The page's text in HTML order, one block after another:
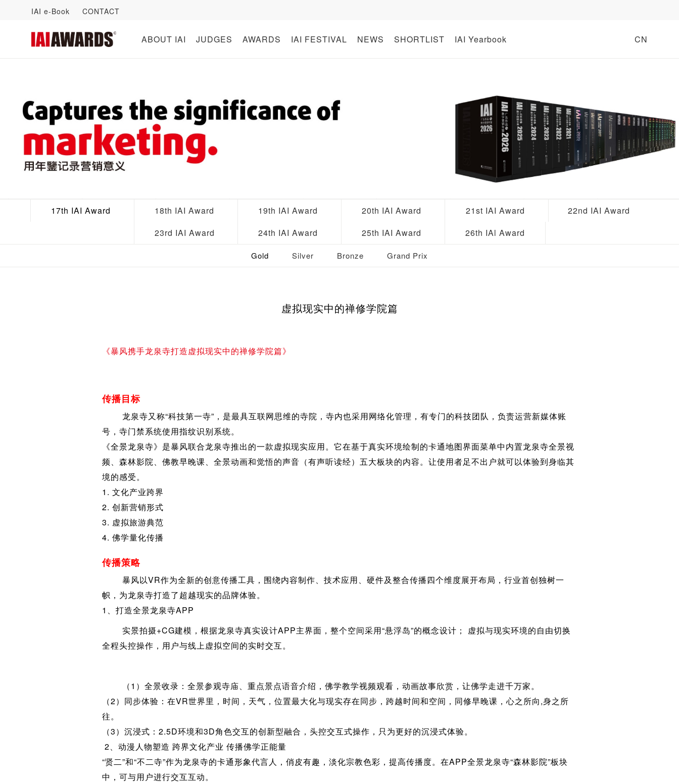
IAI e-Book CONTACT
ABOUT IAI JUDGES AWARDS IAI FESTIVAL NEWS SHORTLIST IAI Yearbook CN
17th IAI Award 18th IAI Award 19th IAI Award 20th IAI Award 21st IAI Award
22nd IAI Award
23rd IAI Award
24th IAI Award 25th IAI Award 26th IAl Award
Gold Silver Bronze Grand Prix
虚拟现实中的禅修学院篇
《暴风携手龙泉寺打造虚拟现实中的禅修学院篇》
传播目标
龙泉寺又称“科技第一寺”，是最具互联网思维的寺院，寺内也采用网络化管理，有专门的科技团队，负责运营新媒体账
号，寺门禁系统使用指纹识别系统。
《全景龙泉寺》是暴风联合龙泉寺推出的一款虚拟现实应用。它在基于真实环境绘制的卡通地图界面菜单中内置龙泉寺全景视
频、森林影院、佛教早晚课、全景动画和觉悟的声音（有声听读经）五大板块的内容。让使用者足不出户就可以体验到身临其
境的感受。
1. 文化产业跨界
2. 创新营销形式
3. 虚拟旅游典范
4. 佛学量化传播
传播策略
暴风以VR作为全新的创意传播工具，围绕内容制作、技术应用、硬件及整合传播四个维度展开布局，行业首创独树一
帜，为龙泉寺打造了超越现实的品牌体验。
1、打造全景龙泉寺APP
实景拍摄+CG建模，根据龙泉寺真实设计APP主界面，整个空间采用“悬浮岛”的概念设计； 虚拟与现实环境的自由切换
全程头控操作，用户与线上虚拟空间的实时交互。
（1）全景收录：全景参观寺庙、重点景点语音介绍，佛学教学视频观看，动画故事欣赏，让佛学走进千万家。
（2）同步体验：在VR世界里，时间，天气，位置最大化与现实存在同步，跨越时间和空间，同修早晚课，心之所向,身之所
往。
（3）沉浸式：2.5D环境和3D角色交互的创新型融合，头控交互式操作，只为更好的沉浸式体验。
2、动漫人物塑造 跨界文化产业 传播佛学正能量
“贤二”和“不二寺”作为龙泉寺的卡通形象代言人，俏皮有趣，淡化宗教色彩，提高传播度。在APP全景龙泉寺“森林影院”板块
中，可与用户进行交互互动。